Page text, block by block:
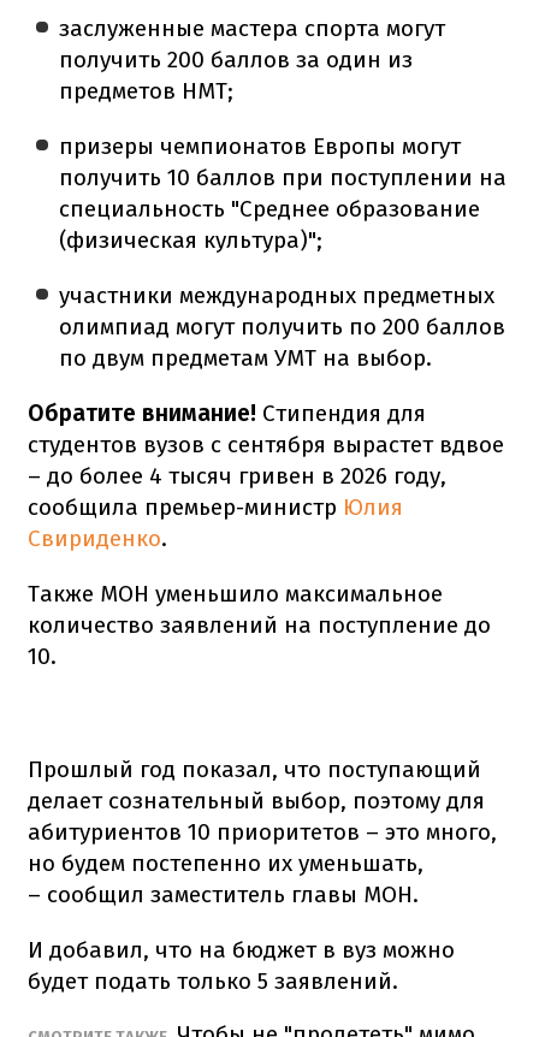
заслуженные мастера спорта могут
получить 200 баллов за один из
предметов НМТ;
призеры чемпионатов Европы могут
получить 10 баллов при поступлении на
специальность "Среднее образование
(физическая культура)";
участники международных предметных
олимпиад могут получить по 200 баллов
по двум предметам УМТ на выбор.
Обратите внимание! Стипендия для
студентов вузов с сентября вырастет вдвое
– до более 4 тысяч гривен в 2026 году,
сообщила премьер-министр Юлия
Свириденко.
Также МОН уменьшило максимальное
количество заявлений на поступление до
10.
Прошлый год показал, что поступающий
делает сознательный выбор, поэтому для
абитуриентов 10 приоритетов – это много,
но будем постепенно их уменьшать,
– сообщил заместитель главы МОН.
И добавил, что на бюджет в вуз можно
будет подать только 5 заявлений.